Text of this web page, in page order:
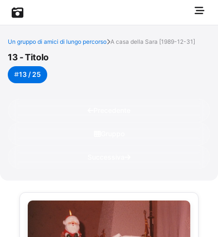
Un gruppo di amici di lungo percorso A casa della Sara [1989-12-31]
13 - Titolo
13 / 25